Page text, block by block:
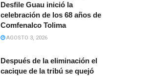
Desfile Guau inició la
celebración de los 68 años de
Comfenalco Tolima
AGOSTO 3, 2026
Después de la eliminación el
cacique de la tribú se quejó